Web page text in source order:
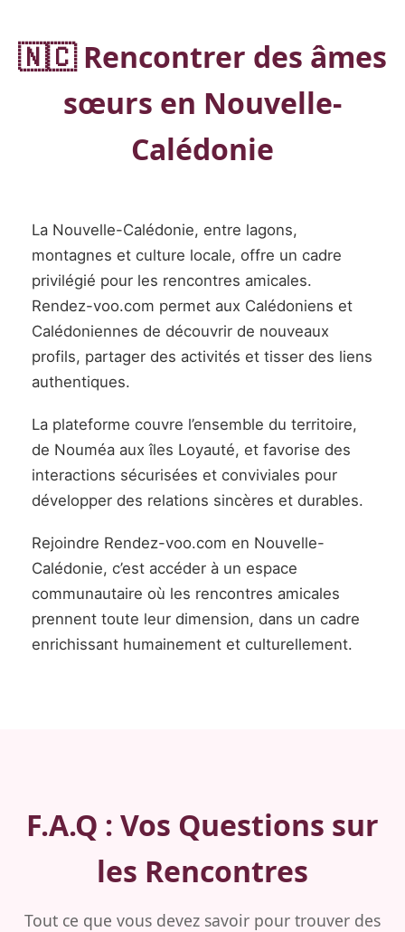
🇳🇨 Rencontrer des âmes
sœurs en Nouvelle-
Calédonie
La Nouvelle-Calédonie, entre lagons,
montagnes et culture locale, offre un cadre
privilégié pour les rencontres amicales.
Rendez-voo.com permet aux Calédoniens et
Calédoniennes de découvrir de nouveaux
profils, partager des activités et tisser des liens
authentiques.
La plateforme couvre l’ensemble du territoire,
de Nouméa aux îles Loyauté, et favorise des
interactions sécurisées et conviviales pour
développer des relations sincères et durables.
Rejoindre Rendez-voo.com en Nouvelle-
Calédonie, c’est accéder à un espace
communautaire où les rencontres amicales
prennent toute leur dimension, dans un cadre
enrichissant humainement et culturellement.
F.A.Q : Vos Questions sur
les Rencontres
Tout ce que vous devez savoir pour trouver des